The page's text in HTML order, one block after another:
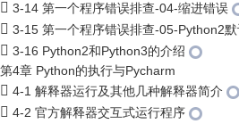
3-14 第一个程序错误排查-04-缩进错误
3-15 第一个程序错误排查-05-Python2
3-16 Python2和Python3的介绍
第4章 Python的执行与Pycharm
4-1 解释器运行及其他几种解释器简介
4-2 官方解释器交互式运行程序